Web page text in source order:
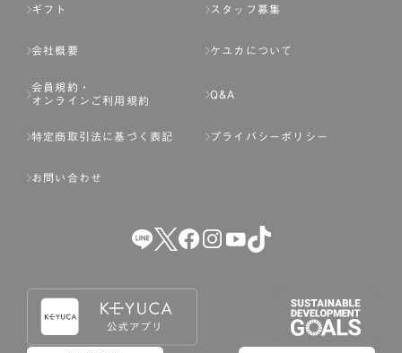
ギフト スタッフ募集
会社概要 ケユカについて
会員規約・
オンラインご利用規約
Q&A
特定商取引法に基づく表記 プライバシーポリシー
お問い合わせ